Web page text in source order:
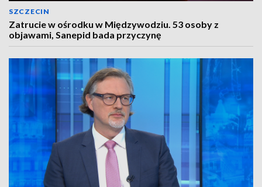
SZCZECIN
Zatrucie w ośrodku w Międzywodziu. 53 osoby z
objawami, Sanepid bada przyczynę